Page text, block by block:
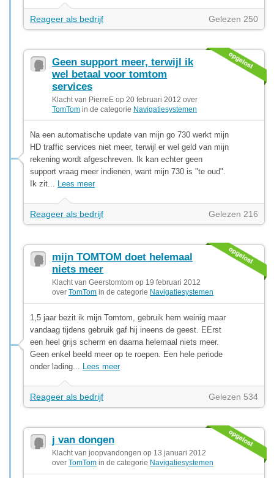
Reageer als bedrijf Gelezen 250
Geen support meer, terwijl ik
wel betaal voor tomtom
services
Klacht van PierreE op 20 februari 2012 over
TomTom in de categorie Navigatiesystemen
Na een automatische update van mijn go 730 werkt mijn
HD traffic services niet meer, terwijl er wel geld van mijn
rekening wordt afgeschreven. Ik kan echter geen
support vraag meer indienen, want mijn 730 is "te oud".
Ik zit... Lees meer
Reageer als bedrijf Gelezen 216
mijn TOMTOM doet helemaal
niets meer
Klacht van Geerstomtom op 19 februari 2012
over TomTom in de categorie Navigatiesystemen
1,5 jaar bezit ik mijn Tomtom, gebruik hem weinig maar
vandaag tijdens gebruik gaf hij ineens de geest. EErst
een heel grijs scherm en daarna helemaal niets meer.
Geen enkel beeld meer op te roepen. Een hele periode
onder lading... Lees meer
Reageer als bedrijf Gelezen 534
j van dongen
Klacht van joopvandongen op 13 januari 2012
over TomTom in de categorie Navigatiesystemen